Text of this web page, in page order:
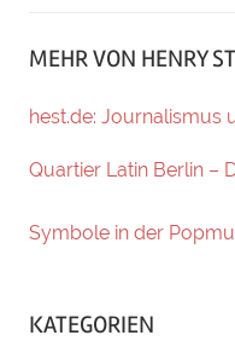
MEHR VON HENRY
hest.de: Journalismus
Quartier Latin Berlin –
Symbole in der
KATEGORIEN